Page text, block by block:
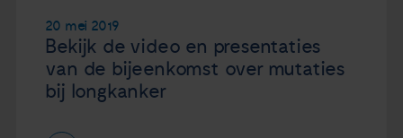
20 mei 2019
Bekijk de video en presentaties
van de bijeenkomst over mutaties
bij longkanker